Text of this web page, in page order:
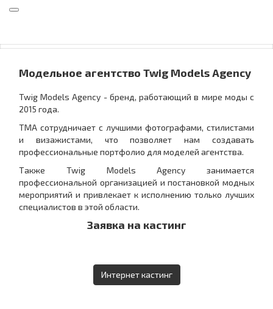
Toggle
Модельное агентство Twig Models Agency
Twig Models Agency - бренд, работающий в мире моды c
2015 года.
TMA сотрудничает с лучшими фотографами, стилистами
и визажистами, что позволяет нам создавать
профессиональные портфолио для моделей агентства.
Также Twig Models Agency занимается
профессиональной организацией и постановкой модных
мероприятий и привлекает к исполнению только лучших
специалистов в этой области.
Заявка на кастинг
Интернет кастинг